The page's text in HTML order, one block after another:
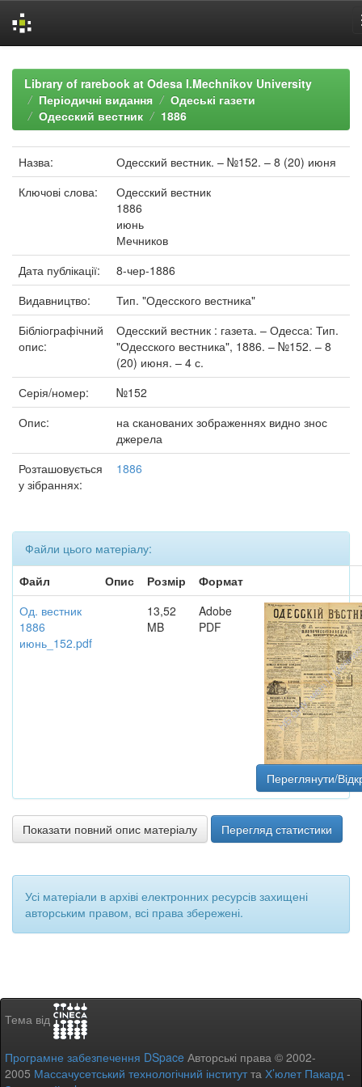
navigationLibrary of rarebook at Odesa I.Mechnikov University
Періодичні видання
Одеські газети
Одесский вестник
1886
Назва:
Одесский вестник. – №152. – 8 (20) июня
Ключові слова:
Одесский вестник
1886
июнь
Мечников
Дата публікації:
8-чер-1886
Видавництво:
Тип. "Одесского вестника"
Бібліографічний
опис:
Одесский вестник : газета. – Одесса: Тип.
"Одесского вестника", 1886. – №152. – 8
(20) июня. – 4 с.
Серія/номер:
№152
Опис:
на сканованих зображеннях видно знос
джерела
Розташовується
у зібраннях:
1886
Файли цього матеріалу:
Файл
Опис Розмір
Формат
Од. вестник
1886
июнь_152.pdf
13,52
MB
Adobe
PDF
Переглянути/
Показати повний опис матеріалу Перегляд статистики
Усі матеріали в архіві електронних ресурсів захищені
авторським правом, всі права збережені.
Тема від
Програмне забезпечення DSpace Авторські права © 2002-
2005 Массачусетський технологічний інститутта Х’юлет Пакард -